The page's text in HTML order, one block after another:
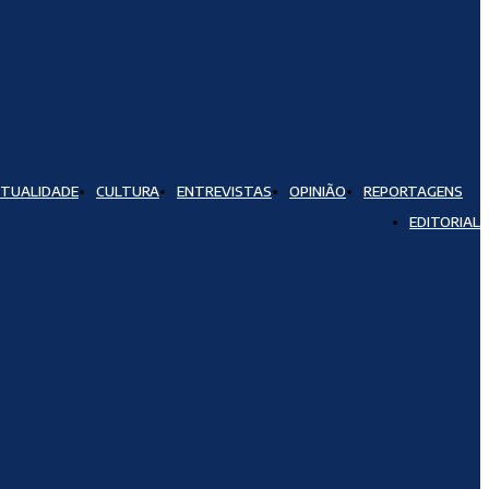
CULTURA ENTREVISTAS OPINIÃO
REPORTAGENS
EDITORIAL